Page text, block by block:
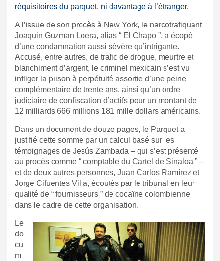
réquisitoires du parquet, ni davantage à l’étranger.
A l’issue de son procès à New York, le narcotrafiquant
Joaquin Guzman Loera, alias “ El Chapo ”, a écopé
d’une condamnation aussi sévère qu’intrigante.
Accusé, entre autres, de trafic de drogue, meurtre et
blanchiment d’argent, le criminel mexicain s’est vu
infliger la prison à perpétuité assortie d’une peine
complémentaire de trente ans, ainsi qu’un ordre
judiciaire de confiscation d’actifs pour un montant de
12 milliards 666 millions 181 mille dollars américains.
Dans un document de douze pages, le Parquet a
justifié cette somme par un calcul basé sur les
témoignages de Jesús Zambada – qui s’est présenté
au procès comme “ comptable du Cartel de Sinaloa ” –
et de deux autres personnes, Juan Carlos Ramírez et
Jorge Cifuentes Villa, écoutés par le tribunal en leur
qualité de “ fournisseurs ” de cocaïne colombienne
dans le cadre de cette organisation.
Le
do
cu
m